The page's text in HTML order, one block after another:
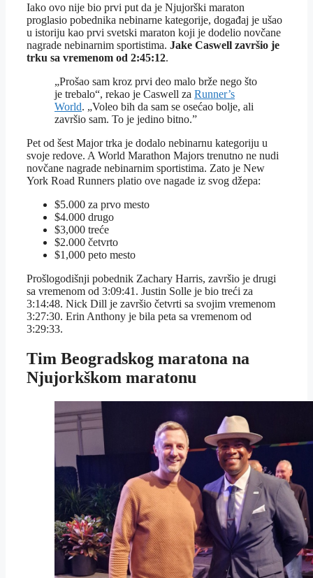
Iako ovo nije bio prvi put da je Njujorški maraton
proglasio pobednika nebinarne kategorije, događaj je ušao
u istoriju kao prvi svetski maraton koji je dodelio novčane
nagrade nebinarnim sportistima. Jake Caswell završio je
trku sa vremenom od 2:45:12.
„Prošao sam kroz prvi deo malo brže nego što
je trebalo“, rekao je Caswell za Runner’s
World. „Voleo bih da sam se osećao bolje, ali
završio sam. To je jedino bitno.”
Pet od šest Major trka je dodalo nebinarnu kategoriju u
svoje redove. A World Marathon Majors trenutno ne nudi
novčane nagrade nebinarnim sportistima. Zato je New
York Road Runners platio ove nagade iz svog džepa:
$5.000 za prvo mesto
$4.000 drugo
$3,000 treće
$2.000 četvrto
$1,000 peto mesto
Prošlogodišnji pobednik Zachary Harris, završio je drugi
sa vremenom od 3:09:41. Justin Solle je bio treći za
3:14:48. Nick Dill je završio četvrti sa svojim vremenom
3:27:30. Erin Anthony je bila peta sa vremenom od
3:29:33.
Tim Beogradskog maratona na
Njujorkškom maratonu